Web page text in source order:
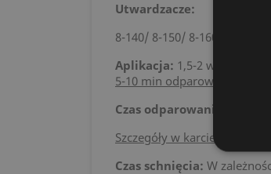
Utwardzacze:
8-140/ 8-150/ 8-160
Aplikacja: 1,5-2 warstwy
5-10 min odparowania
Czas odparowania:
Szczegóły w karcie
Czas schnięcia: W